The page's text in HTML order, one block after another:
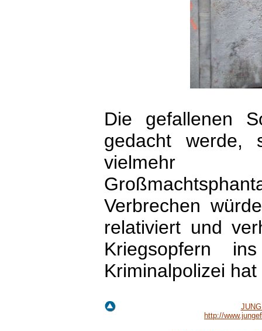
Die gefallenen
gedacht werde,
vielmehr
Verbrechen
relativiert und
Kriegsopfern
Kriminalpolizei
http://